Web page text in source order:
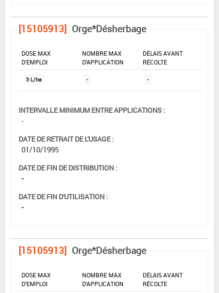
[15105913] Orge*Désherbage
DOSE MAX
D'EMPLOI
NOMBRE MAX
D'APPLICATION
DÉLAIS AVANT
RÉCOLTE
3 L/ha - -
INTERVALLE MINIMUM ENTRE APPLICATIONS :
-
DATE DE RETRAIT DE L'USAGE :
01/10/1995
DATE DE FIN DE DISTRIBUTION :
-
DATE DE FIN D'UTILISATION :
-
[15105913] Orge*Désherbage
DOSE MAX
D'EMPLOI
NOMBRE MAX
D'APPLICATION
DÉLAIS AVANT
RÉCOLTE